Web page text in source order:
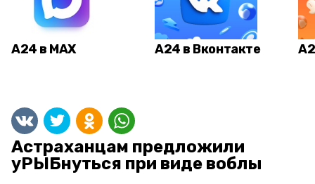
А24 в MAX А24 в Вконтакте
Астраханцам предложили
уРЫБнуться при виде воблы